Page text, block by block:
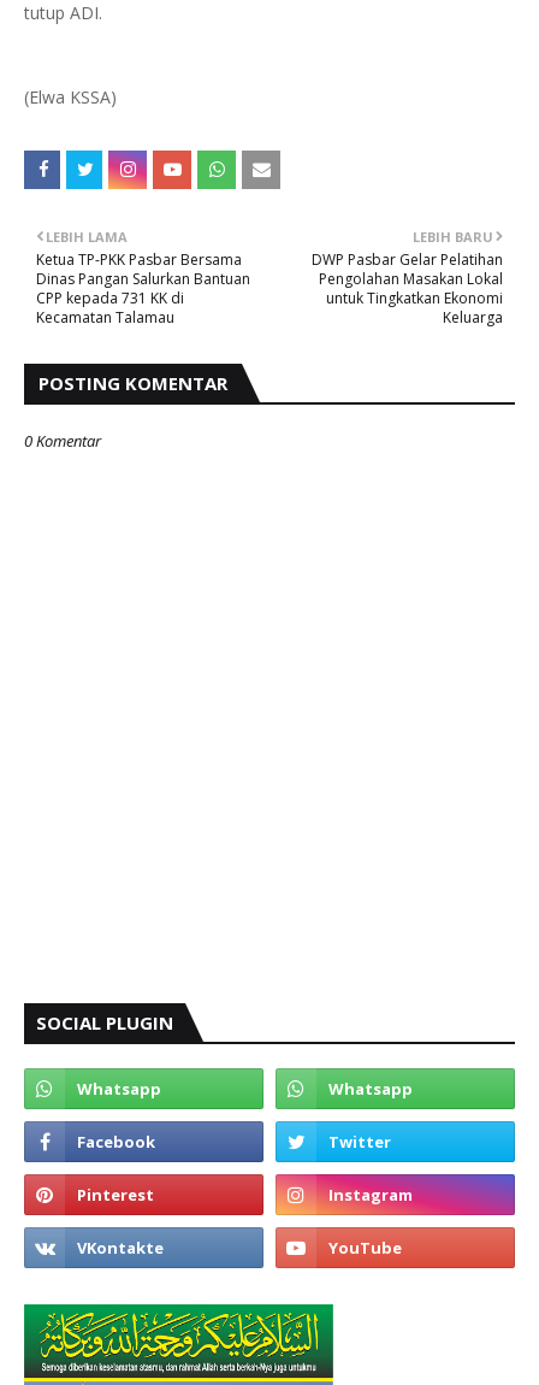
tutup ADI.
(Elwa KSSA)
LEBIH BARU
DWP Pasbar Gelar Pelatihan
Pengolahan Masakan Lokal
untuk Tingkatkan Ekonomi
Keluarga
LEBIH LAMA
Ketua TP-PKK Pasbar Bersama
Dinas Pangan Salurkan Bantuan
CPP kepada 731 KK di
Kecamatan Talamau
POSTING KOMENTAR
0 Komentar
SOCIAL PLUGIN